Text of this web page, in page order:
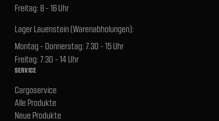
Freitag: 8 - 16 Uhr
Lager Lauenstein (Warenabholungen):
Montag - Donnerstag: 7.30 - 15 Uhr
Freitag: 7.30 - 14 Uhr
SERVICE
Cargoservice
Alle Produkte
Neue Produkte